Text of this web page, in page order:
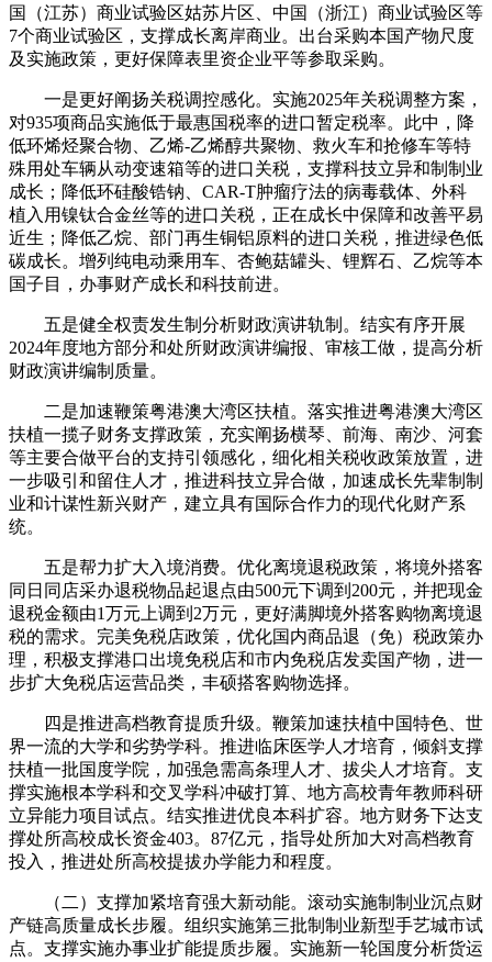
国（江苏）商业试验区姑苏片区、中国（浙江）商业试验区等
7个商业试验区，支撑成长离岸商业。出台采购本国产物尺度
及实施政策，更好保障表里资企业平等参取采购。
一是更好阐扬关税调控感化。实施2025年关税调整方案，
对935项商品实施低于最惠国税率的进口暂定税率。此中，降
低环烯烃聚合物、乙烯-乙烯醇共聚物、救火车和抢修车等特
殊用处车辆从动变速箱等的进口关税，支撑科技立异和制制业
成长；降低环硅酸锆钠、CAR-T肿瘤疗法的病毒载体、外科
植入用镍钛合金丝等的进口关税，正在成长中保障和改善平易
近生；降低乙烷、部门再生铜铝原料的进口关税，推进绿色低
碳成长。增列纯电动乘用车、杏鲍菇罐头、锂辉石、乙烷等本
国子目，办事财产成长和科技前进。
五是健全权责发生制分析财政演讲轨制。结实有序开展
2024年度地方部分和处所财政演讲编报、审核工做，提高分析
财政演讲编制质量。
二是加速鞭策粤港澳大湾区扶植。落实推进粤港澳大湾区
扶植一揽子财务支撑政策，充实阐扬横琴、前海、南沙、河套
等主要合做平台的支持引领感化，细化相关税收政策放置，进
一步吸引和留住人才，推进科技立异合做，加速成长先辈制制
业和计谋性新兴财产，建立具有国际合作力的现代化财产系
统。
五是帮力扩大入境消费。优化离境退税政策，将境外搭客
同日同店采办退税物品起退点由500元下调到200元，并把现金
退税金额由1万元上调到2万元，更好满脚境外搭客购物离境退
税的需求。完美免税店政策，优化国内商品退（免）税政策办
理，积极支撑港口出境免税店和市内免税店发卖国产物，进一
步扩大免税店运营品类，丰硕搭客购物选择。
四是推进高档教育提质升级。鞭策加速扶植中国特色、世
界一流的大学和劣势学科。推进临床医学人才培育，倾斜支撑
扶植一批国度学院，加强急需高条理人才、拔尖人才培育。支
撑实施根本学科和交叉学科冲破打算、地方高校青年教师科研
立异能力项目试点。结实推进优良本科扩容。地方财务下达支
撑处所高校成长资金403。87亿元，指导处所加大对高档教育
投入，推进处所高校提拔办学能力和程度。
（二）支撑加紧培育强大新动能。滚动实施制制业沉点财
产链高质量成长步履。组织实施第三批制制业新型手艺城市试
点。支撑实施办事业扩能提质步履。实施新一轮国度分析货运